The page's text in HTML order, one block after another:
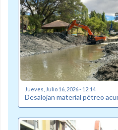
Jueves, Julio 16, 2026 - 12:14
Desalojan material pétreo